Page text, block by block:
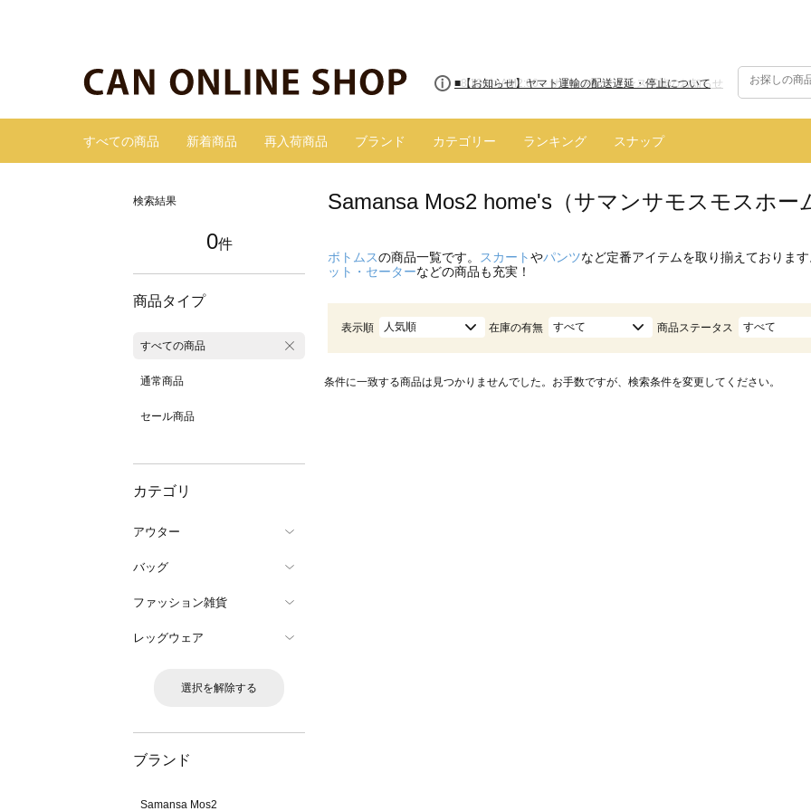
■8/13(木)AM2:00～サイトメンテナンス実施のお知らせ
■【お知らせ】ヤマト運輸の配送遅延・停止について
すべての商品 新着商品 再入荷商品 ブランド カテゴリー ランキング スナップ
検索結果
0件
商品タイプ
すべての商品
通常商品
セール商品
カテゴリ
アウター
バッグ
ファッション雑貨
レッグウェア
選択を解除する
ブランド
Samansa Mos2
Samansa Mos2 home's（サマンサモスモスホー
ボトムスの商品一覧です。 スカートやパンツなど定番アイテムを取り揃えておりま
ット・セーターなどの商品も充実！
表示順 人気順 在庫の有無 すべて 商品ステータス すべて
条件に一致する商品は見つかりませんでした。お手数ですが、検索条件を変更してください。